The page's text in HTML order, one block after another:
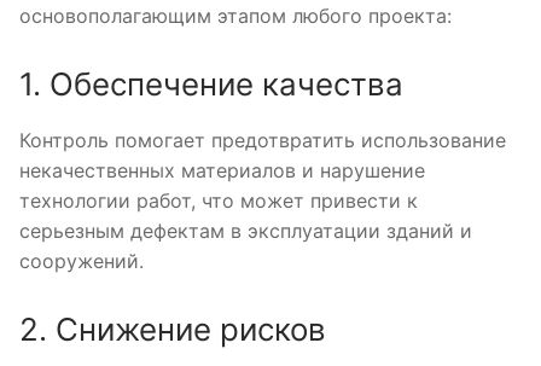
основополагающим этапом любого проекта:
1. Обеспечение качества
Контроль помогает предотвратить использование
некачественных материалов и нарушение
технологии работ, что может привести к
серьезным дефектам в эксплуатации зданий и
сооружений.
2. Снижение рисков